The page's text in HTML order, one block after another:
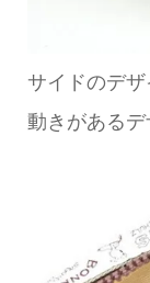
サイドのデ
動きがあるデ